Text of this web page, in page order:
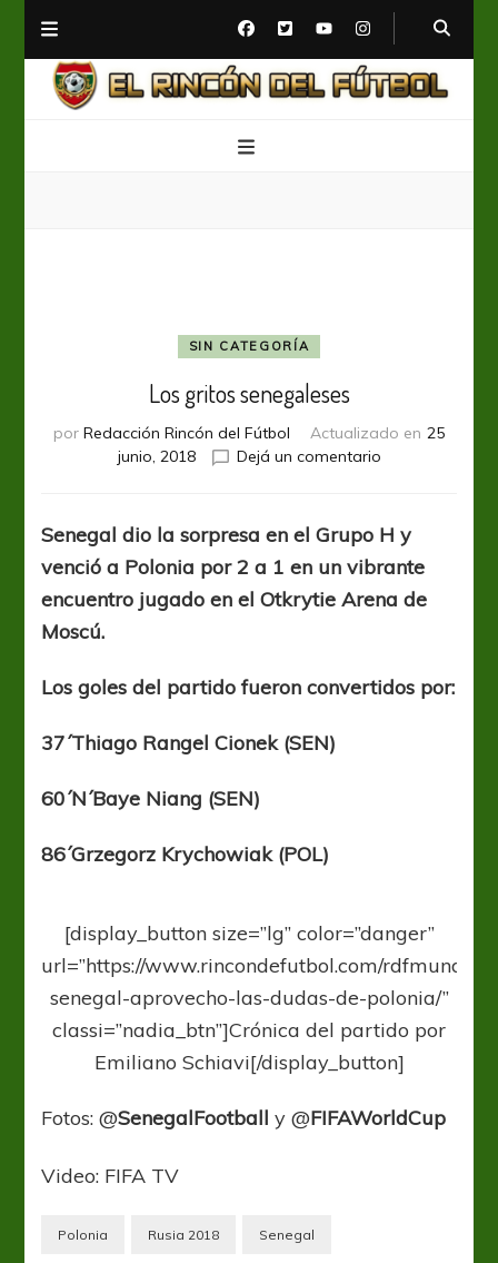
SIN CATEGORÍA
Los gritos senegaleses
por Redacción Rincón del Fútbol Actualizado en 25
junio, 2018
Dejá un comentarioen
senegaleses
Senegal dio la sorpresa en el Grupo H y
venció a Polonia por 2 a 1 en un vibrante
encuentro jugado en el Otkrytie Arena de
Moscú.
Los goles del partido fueron convertidos por:
37´Thiago Rangel Cionek (SEN)
60´N´Baye Niang (SEN)
86´Grzegorz Krychowiak (POL)
[display_button size=”lg” color=”danger”
url=”https://www.rincondefutbol.com/rdfmundial-
senegal-aprovecho-las-dudas-de-polonia/”
classi=”nadia_btn”]Crónica del partido por
Emiliano Schiavi[/display_button]
Fotos:@SenegalFootball y@FIFAWorldCup
Video: FIFA TV
Polonia Rusia 2018 Senegal